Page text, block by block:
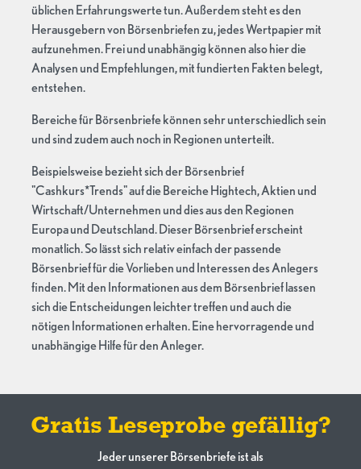
üblichen Erfahrungswerte tun. Außerdem steht es den
Herausgebern von Börsenbriefen zu, jedes Wertpapier mit
aufzunehmen. Frei und unabhängig können also hier die
Analysen und Empfehlungen, mit fundierten Fakten belegt,
entstehen.
Bereiche für Börsenbriefe können sehr unterschiedlich sein
und sind zudem auch noch in Regionen unterteilt.
Beispielsweise bezieht sich der Börsenbrief
"Cashkurs*Trends" auf die Bereiche Hightech, Aktien und
Wirtschaft/Unternehmen und dies aus den Regionen
Europa und Deutschland. Dieser Börsenbrief erscheint
monatlich. So lässt sich relativ einfach der passende
Börsenbrief für die Vorlieben und Interessen des Anlegers
finden. Mit den Informationen aus dem Börsenbrief lassen
sich die Entscheidungen leichter treffen und auch die
nötigen Informationen erhalten. Eine hervorragende und
unabhängige Hilfe für den Anleger.
Gratis Leseprobe gefällig?
Jeder unserer Börsenbriefe ist als